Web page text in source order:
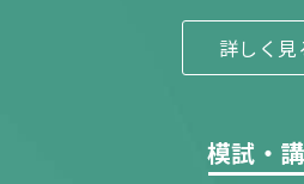
詳しく見
模試・